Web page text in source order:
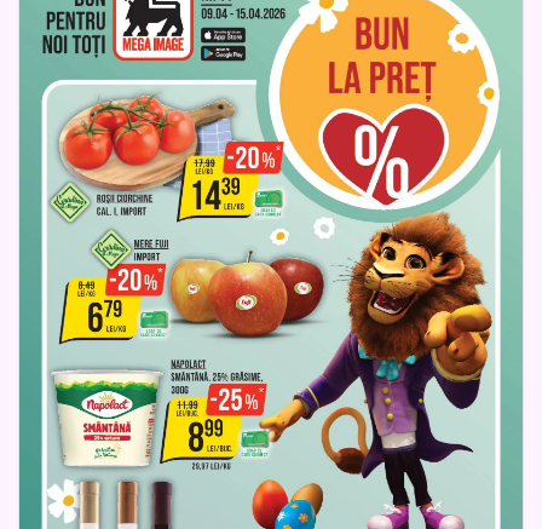
de băuturi pentru toate gusturile - de la cafea și ceai, până
la sucuri, vin sau cocktailuri - ideale pentru orice moment al
zilei.
Catalogul Mega Image poate fi consultat online, oferind o
experiență rapidă și practică pentru planificarea
cumpărăturilor. Răsfoind fiecare pagină, clienții pot descoperi
combinația perfectă între calitate și economie, transformând
fiecare vizită la cumpărături într-o alegere inspirată.